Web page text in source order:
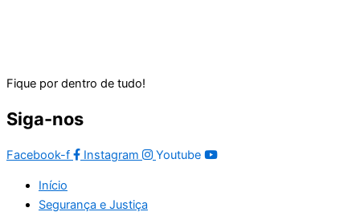
Fique por dentro de tudo!
Siga-nos
Facebook-f Instagram Youtube
Início
Segurança e Justiça